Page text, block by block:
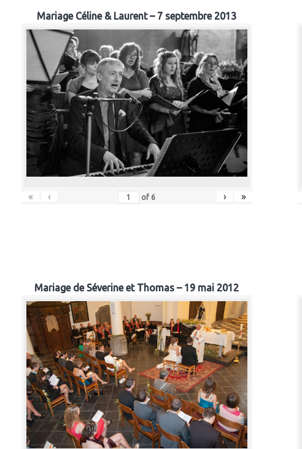
Mariage Céline & Laurent – 7 septembre 2013
« ‹ of 6 › »
Mariage de Séverine et Thomas – 19 mai 2012